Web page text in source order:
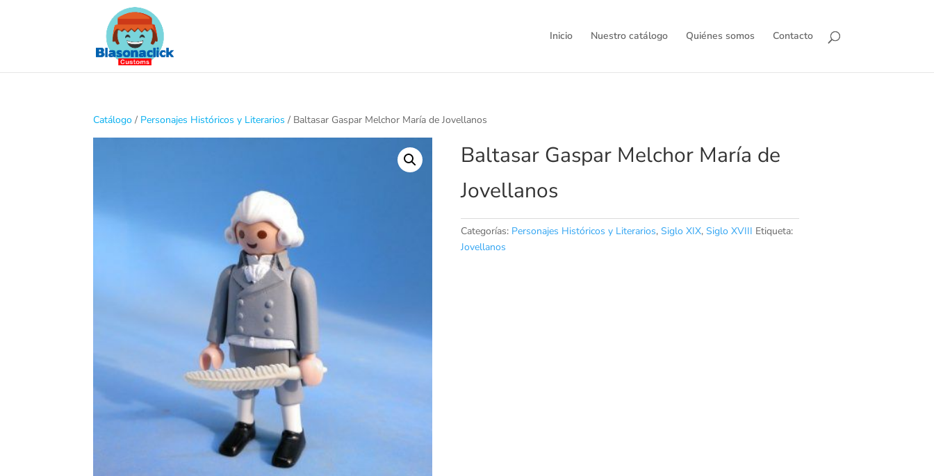
Inicio Nuestro catálogo Quiénes somos Contacto
Catálogo / Personajes Históricos y Literarios / Baltasar Gaspar Melchor María de Jovellanos
Baltasar Gaspar Melchor María de
Jovellanos
Categorías: Personajes Históricos y Literarios, Siglo XIX, Siglo XVIII Etiqueta:
Jovellanos